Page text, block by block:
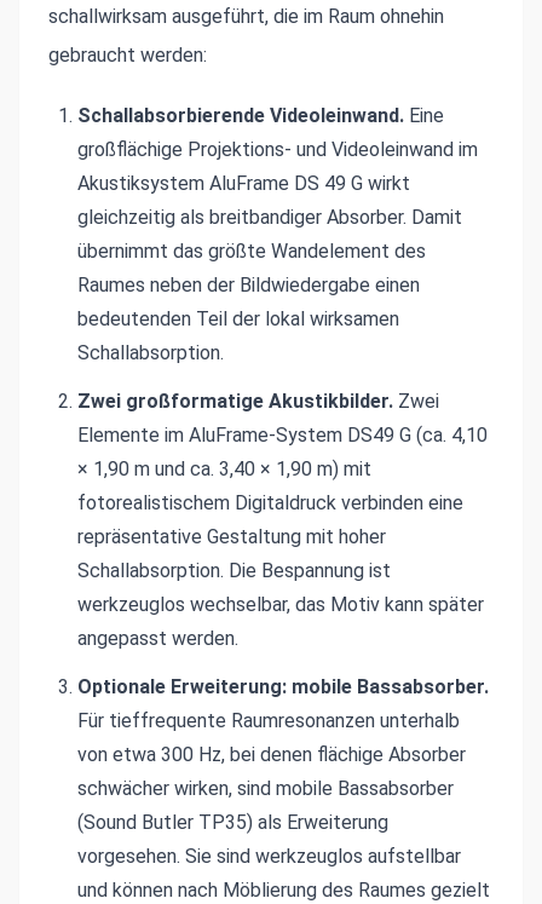
schallwirksam ausgeführt, die im Raum ohnehin
gebraucht werden:
Schallabsorbierende Videoleinwand. Eine
großflächige Projektions- und Videoleinwand im
Akustiksystem AluFrame DS 49 G wirkt
gleichzeitig als breitbandiger Absorber. Damit
übernimmt das größte Wandelement des
Raumes neben der Bildwiedergabe einen
bedeutenden Teil der lokal wirksamen
Schallabsorption.
Zwei großformatige Akustikbilder. Zwei
Elemente im AluFrame-System DS49 G (ca. 4,10
× 1,90 m und ca. 3,40 × 1,90 m) mit
fotorealistischem Digitaldruck verbinden eine
repräsentative Gestaltung mit hoher
Schallabsorption. Die Bespannung ist
werkzeuglos wechselbar, das Motiv kann später
angepasst werden.
Optionale Erweiterung: mobile Bassabsorber.
Für tieffrequente Raumresonanzen unterhalb
von etwa 300 Hz, bei denen flächige Absorber
schwächer wirken, sind mobile Bassabsorber
(Sound Butler TP35) als Erweiterung
vorgesehen. Sie sind werkzeuglos aufstellbar
und können nach Möblierung des Raumes gezielt